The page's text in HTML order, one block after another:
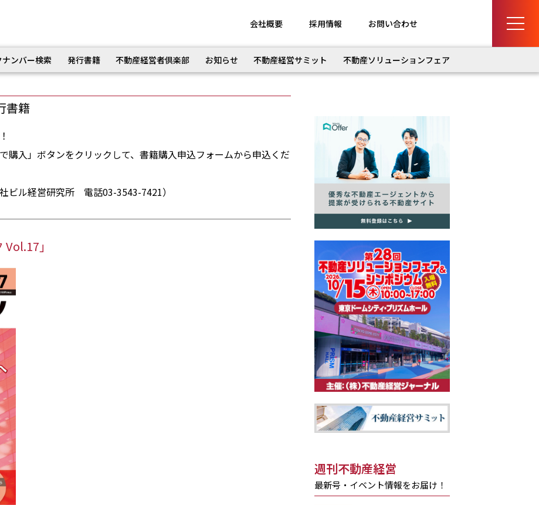
会社概要 採用情報 お問い合わせ
ナンバー検索 発行書籍 不動産経営者倶楽部 お知らせ 不動産経営サミット 不動産ソリューションフェア
書籍
購入」ボタンをクリックして、書籍購入申込フォームから申込くだ
ビル経営研究所 電話03-3543-7421）
」
週刊不動産経営
最新号・イベント情報をお届け！